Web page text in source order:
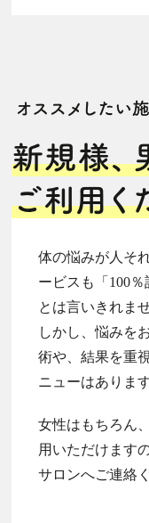
体の悩みが人そ
ービスも「100％
とは言いきれませ
しかし、悩みを
術や、結果を重
ニューはあります
女性はもちろん
用いただけます
サロンへご連絡